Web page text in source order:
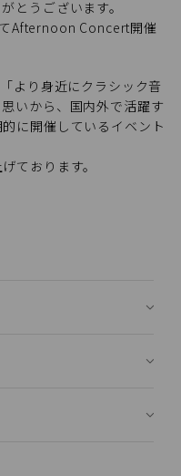
とうございます。
Afternoon Concert開催
より身近にクラシック音
いから、国内外で活躍す
に開催しているイベント
ております。